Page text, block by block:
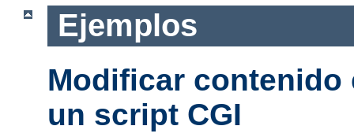
Ejemplos
Modificar
un script CGI